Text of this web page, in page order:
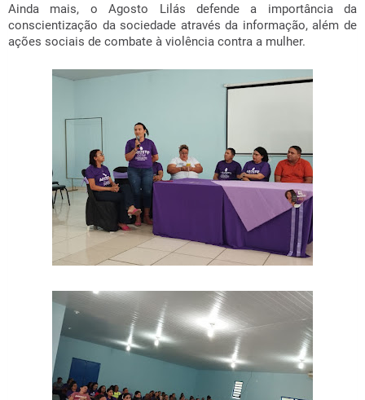
Ainda mais, o Agosto Lilás defende a importância da
conscientização da sociedade através da informação, além de
ações sociais de combate à violência contra a mulher.